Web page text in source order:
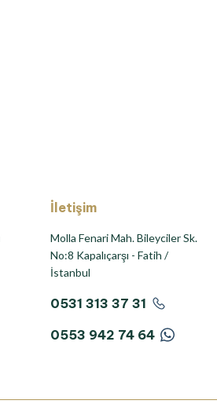
İletişim
Molla Fenari Mah. Bileyciler Sk.
No:8 Kapalıçarşı - Fatih /
İstanbul
0531 313 37 31
0553 942 74 64